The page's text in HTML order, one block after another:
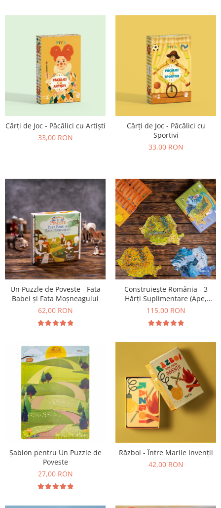
Cărți de Joc - Păcălici cu Artiști
33,00 RON
Cărți de Joc - Păcălici cu
Sportivi
33,00 RON
Un Puzzle de Poveste - Fata
Babei și Fata Moșneagului
62,00 RON
Construiește România - 3
Hărți Suplimentare (Ape,
Resurse, Vegetație și Faună)
115,00 RON
Șablon pentru Un Puzzle de
Poveste
27,00 RON
Război - Între Marile Invenții
42,00 RON